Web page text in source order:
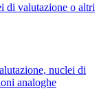
di valutazione o altri
nuclei di
analoghe